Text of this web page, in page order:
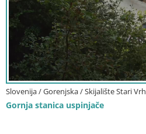
Slovenija / Gorenjska / Skijalište Stari Vrh
Gornja stanica uspinjače